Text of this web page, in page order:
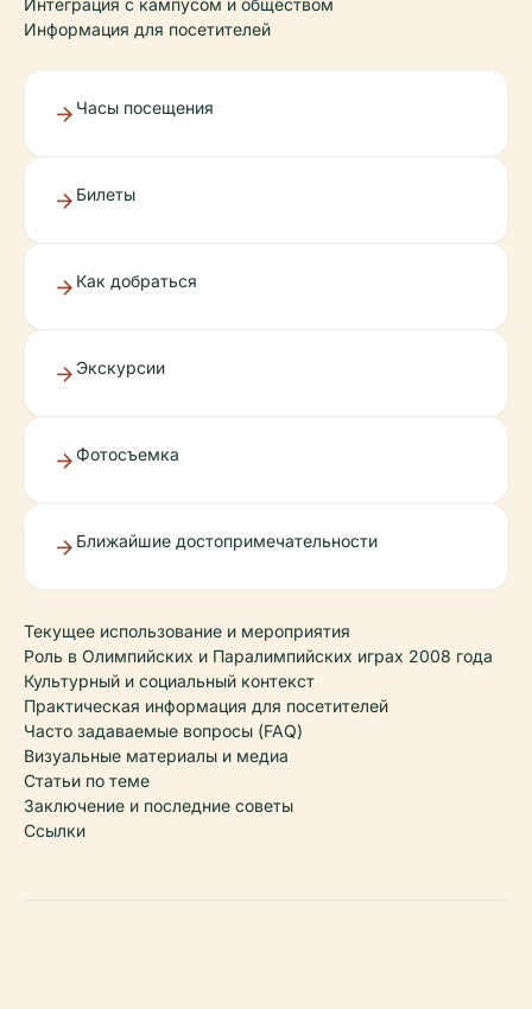
Интеграция с кампусом и обществом
Информация для посетителей
Часы посещения
Билеты
Как добраться
Экскурсии
Фотосъемка
Ближайшие достопримечательности
Текущее использование и мероприятия
Роль в Олимпийских и Паралимпийских играх 2008 года
Культурный и социальный контекст
Практическая информация для посетителей
Часто задаваемые вопросы (FAQ)
Визуальные материалы и медиа
Статьи по теме
Заключение и последние советы
Ссылки